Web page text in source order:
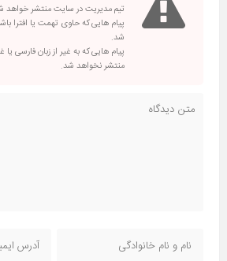
تیم مدیریت در سایت منتشر خواهد
پیام هایی که حاوی تهمت یا افترا
شد.
پیام هایی که به غیر از زبان فارسی یا
منتشر نخواهد شد.